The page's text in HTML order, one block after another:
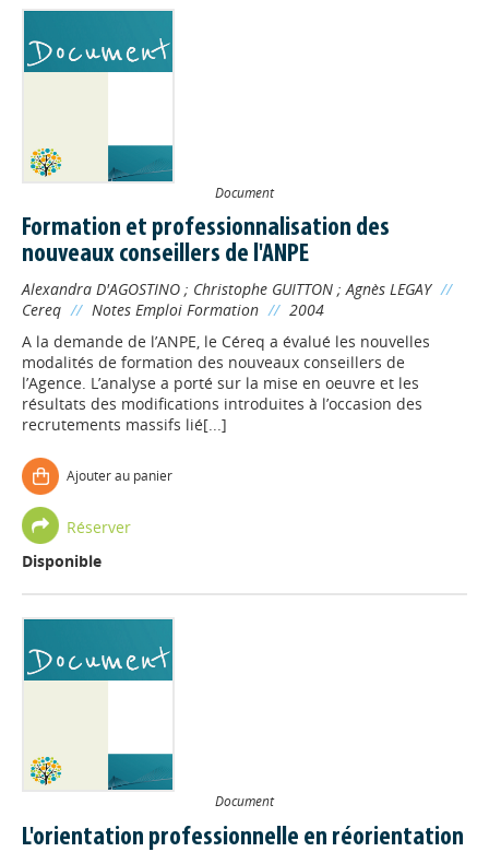
Document
Formation et professionnalisation des
nouveaux conseillers de l'ANPE
Alexandra D'AGOSTINO ; Christophe GUITTON ;Agnès LEGAY //
Cereq // Notes Emploi Formation // 2004
A la demande de l’ANPE, le Céreq a évalué les nouvelles
modalités de formation des nouveaux conseillers de
l’Agence. L’analyse a porté sur la mise en oeuvre et les
résultats des modifications introduites à l’occasion des
recrutements massifs lié[...]
Ajouter au panier
Réserver
Disponible
Document
L'orientation professionnelle en réorientation